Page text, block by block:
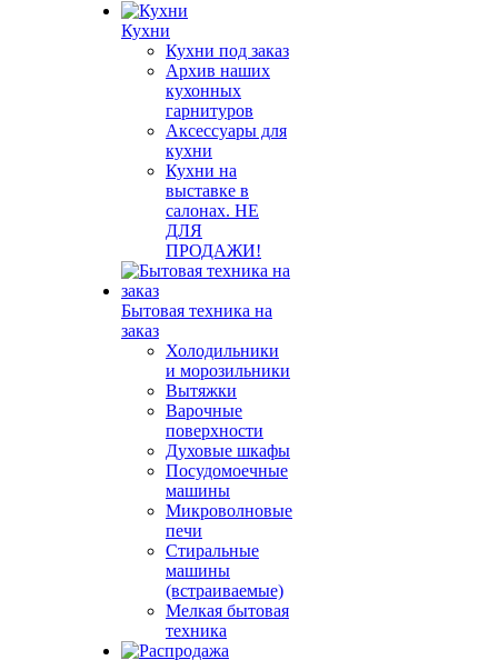
Кухни
Кухни под заказ
Архив наших
кухонных
гарнитуров
Аксессуары для
кухни
Кухни на
выставке в
салонах. НЕ
ДЛЯ
ПРОДАЖИ!
Бытовая техника на
заказ
Холодильники
и морозильники
Вытяжки
Варочные
поверхности
Духовые шкафы
Посудомоечные
машины
Микроволновые
печи
Стиральные
машины
(встраиваемые)
Мелкая бытовая
техника